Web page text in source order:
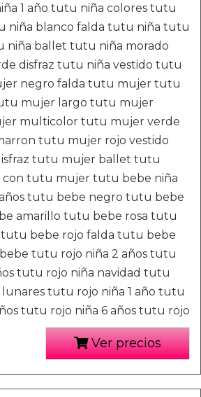
1 año tutu niña colores tutu
niña blanco falda tutu niña tutu
niña ballet tutu niña morado
disfraz tutu niña vestido tutu
negro falda tutu mujer tutu
mujer largo tutu mujer
multicolor tutu mujer verde
tutu mujer rojo vestido
tutu mujer ballet tutu
con tutu mujer tutu bebe niña
tutu bebe negro tutu bebe
amarillo tutu bebe rosa tutu
bebe rojo falda tutu bebe
tutu rojo niña 2 años tutu
tutu rojo niña navidad tutu
lunares tutu rojo niña 1 año tutu
tutu rojo niña 6 años tutu rojo
Ver precios